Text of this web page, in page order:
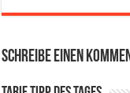
Schreibe einen